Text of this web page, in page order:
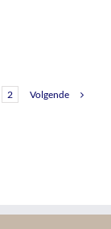
2 Volgende